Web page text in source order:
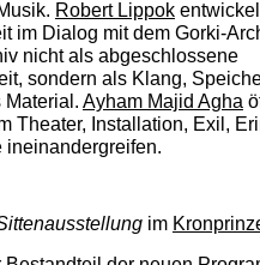
Robert Lippok
im Dialog mit dem Gorki-
nicht als abgeschlossene
sondern als Klang,
Material. Ayham Majid Agha
Theater, Installation, Exil,
ineinandergreifen.
im